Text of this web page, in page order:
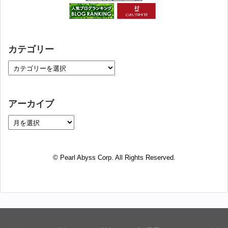
カテゴリー
アーカイブ
© Pearl Abyss Corp. All Rights Reserved.